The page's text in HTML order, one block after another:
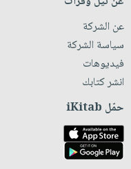
عن الشركة
سياسة الشركة
فيديوهات
انشر كتابك
حمّل iKitab